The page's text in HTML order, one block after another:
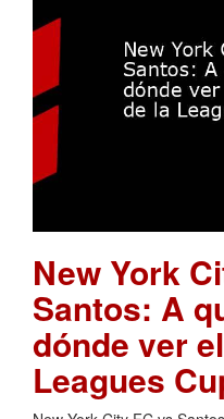
New York
Santos: A
dónde ver
Leagues